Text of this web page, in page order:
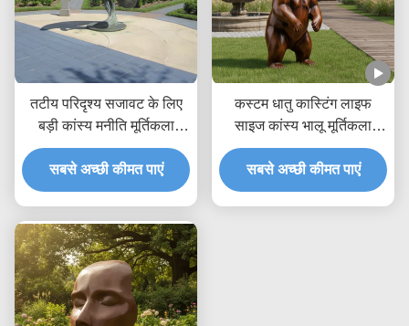
तटीय परिदृश्य सजावट के लिए
बड़ी कांस्य मनीति मूर्तिकला
समुद्री जानवर आउटडोर उद्यान
कला प्रतिमा
सबसे अच्छी कीमत पाएं
कस्टम धातु कास्टिंग लाइफ
साइज कांस्य भालू मूर्तिकला
आउटडोर गार्डन प्रतिमा विला
पार्क परिदृश्य सजावट के लिए
यथार्थवादी पशु कला
सबसे अच्छी कीमत पाएं